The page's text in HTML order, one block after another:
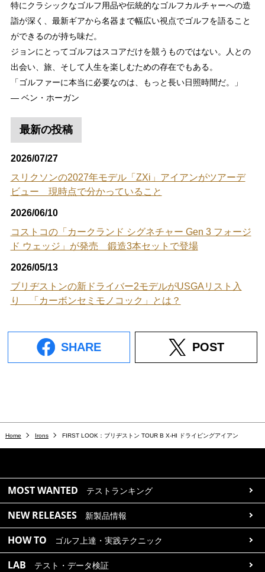
特にクラシックなゴルフ用品や伝統的なゴルフカルチャーへの造
詣が深く、最新ギアから名器まで幅広い視点でゴルフを語ること
ができるのが持ち味だ。
ジョンにとってゴルフはスコアだけを競うものではない。人との
出会い、旅、そして人生を楽しむための存在でもある。
「ゴルファーに本当に必要なのは、もっと長い日照時間だ。」
― ベン・ホーガン
最新の投稿
2026/07/27
スリクソンの2027年モデル「ZXi」アイアンがツアーデ
ビュー 現時点で分かっていること
2026/06/10
コストコの「カークランド シグネチャー Gen 3 フォージ
ド ウェッジ」が発売 鍛造3本セットで登場
2026/05/13
ブリヂストンの新ドライバー2モデルがUSGAリスト入
り 「カーボンセミモノコック」とは？
SHARE POST
Home Irons FIRST LOOK：ブリヂストン TOUR B X‐HI ドライビングアイアン
MOST WANTED テストランキング
NEW RELEASES 新製品情報
HOW TO ゴルフ上達・実践テクニック
LAB テスト・データ検証